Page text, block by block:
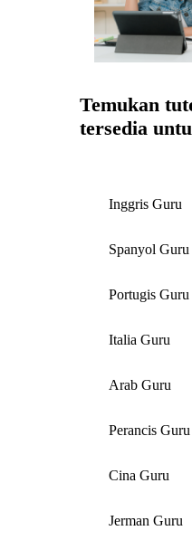
Temukan
tersedia
Inggris Guru
Spanyol Guru
Portugis Guru
Italia Guru
Arab Guru
Perancis Guru
Cina Guru
Jerman Guru